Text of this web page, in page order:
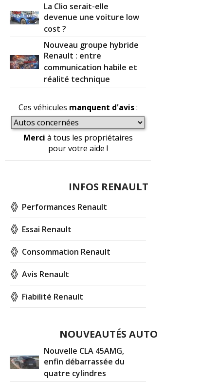
La Clio serait-elle
devenue une voiture low
cost ?
Nouveau groupe hybride
Renault : entre
communication habile et
réalité technique
Ces véhicules manquent d'avis:
Merci à tous les propriétaires
pour votre aide !
INFOS RENAULT
Performances Renault
Essai Renault
Consommation Renault
Avis Renault
Fiabilité Renault
NOUVEAUTÉS AUTO
Nouvelle CLA 45AMG,
enfin débarrassée du
quatre cylindres